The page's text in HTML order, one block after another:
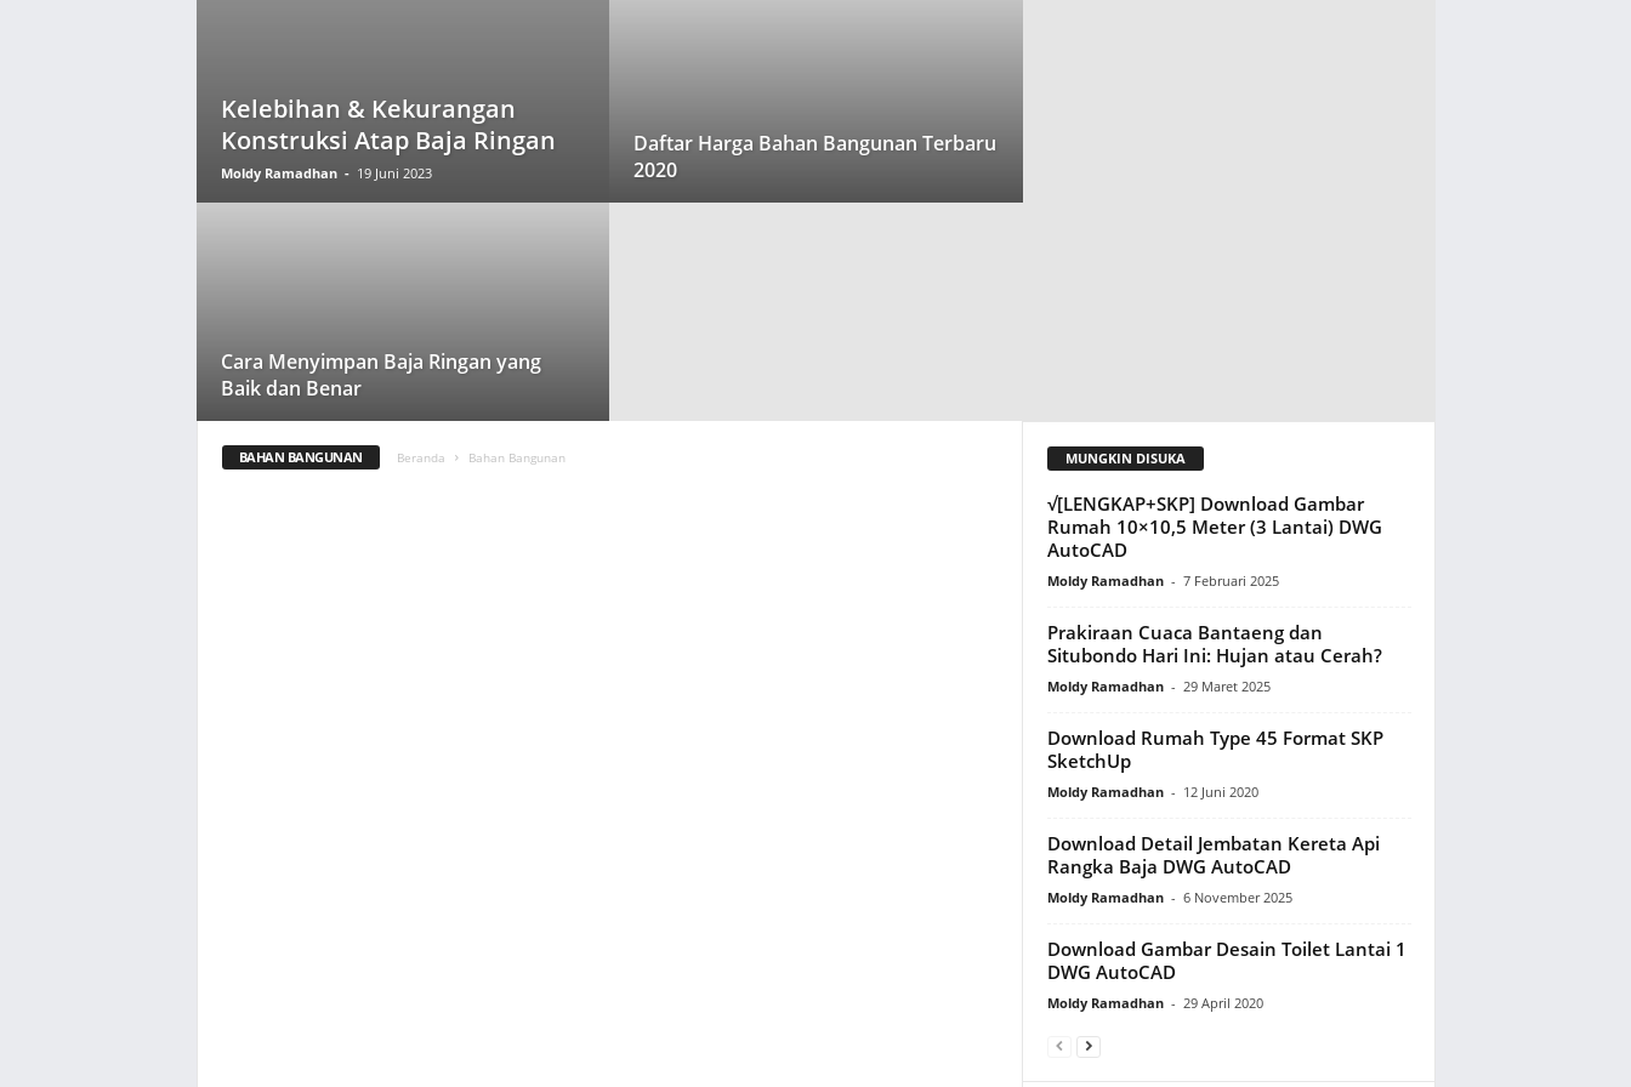
Kelebihan & Kekurangan
Konstruksi Atap Baja Ringan
Moldy Ramadhan - 19 Juni 2023
Cara Menyimpan Baja Ringan yang
Baik dan Benar
Daftar Harga Bahan Bangunan Terbaru
2020
BAHAN BANGUNAN Beranda Bahan Bangunan MUNGKIN DISUKA
√[LENGKAP+SKP] Download Gambar
Rumah 10×10,5 Meter (3 Lantai) DWG
AutoCAD
Moldy Ramadhan - 7 Februari 2025
Prakiraan Cuaca Bantaeng dan
Situbondo Hari Ini: Hujan atau Cerah?
Moldy Ramadhan - 29 Maret 2025
Download Rumah Type 45 Format SKP
SketchUp
Moldy Ramadhan - 12 Juni 2020
Download Detail Jembatan Kereta Api
Rangka Baja DWG AutoCAD
Moldy Ramadhan - 6 November 2025
Download Gambar Desain Toilet Lantai 1
DWG AutoCAD
Moldy Ramadhan - 29 April 2020